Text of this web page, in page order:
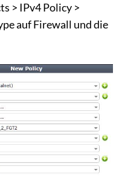
> IPv4 Policy >
auf Firewall und die